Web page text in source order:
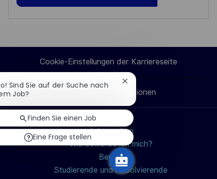
Cookie-Einstellungen der Karriereseite
Persönliche Informationen
Jobs suchen
Wie bewerbe ich mich?
Berufe
Studierende und Absolvierende
Sind Sie auf der Suche nach
Job?
Chatbot-
Benachrichtigung
schließen
Finden Sie einen Job
Eine Frage stellen